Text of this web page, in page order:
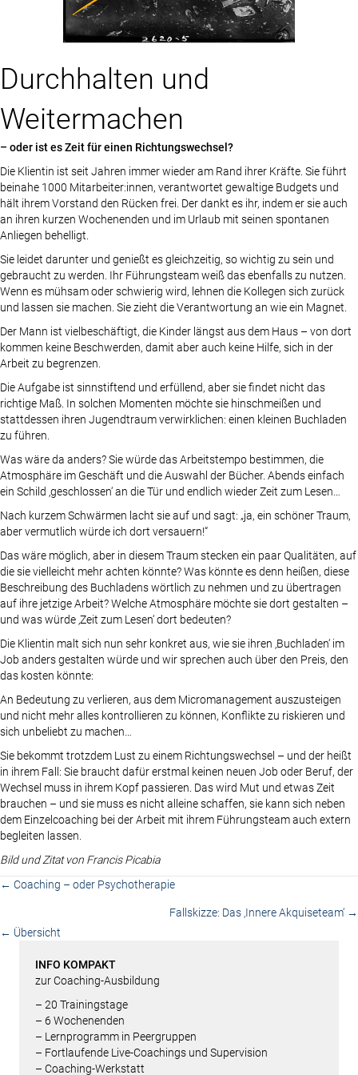
Durchhalten und
Weitermachen
– oder ist es Zeit für einen Richtungswechsel?
Die Klientin ist seit Jahren immer wieder am Rand ihrer Kräfte. Sie führt
beinahe 1000 Mitarbeiter:innen, verantwortet gewaltige Budgets und
hält ihrem Vorstand den Rücken frei. Der dankt es ihr, indem er sie auch
an ihren kurzen Wochenenden und im Urlaub mit seinen spontanen
Anliegen behelligt.
Sie leidet darunter und genießt es gleichzeitig, so wichtig zu sein und
gebraucht zu werden. Ihr Führungsteam weiß das ebenfalls zu nutzen.
Wenn es mühsam oder schwierig wird, lehnen die Kollegen sich zurück
und lassen sie machen. Sie zieht die Verantwortung an wie ein Magnet.
Der Mann ist vielbeschäftigt, die Kinder längst aus dem Haus – von dort
kommen keine Beschwerden, damit aber auch keine Hilfe, sich in der
Arbeit zu begrenzen.
Die Aufgabe ist sinnstiftend und erfüllend, aber sie findet nicht das
richtige Maß. In solchen Momenten möchte sie hinschmeißen und
stattdessen ihren Jugendtraum verwirklichen: einen kleinen Buchladen
zu führen.
Was wäre da anders? Sie würde das Arbeitstempo bestimmen, die
Atmosphäre im Geschäft und die Auswahl der Bücher. Abends einfach
ein Schild ‚geschlossen‘ an die Tür und endlich wieder Zeit zum Lesen…
Nach kurzem Schwärmen lacht sie auf und sagt: „ja, ein schöner Traum,
aber vermutlich würde ich dort versauern!“
Das wäre möglich, aber in diesem Traum stecken ein paar Qualitäten, auf
die sie vielleicht mehr achten könnte? Was könnte es denn heißen, diese
Beschreibung des Buchladens wörtlich zu nehmen und zu übertragen
auf ihre jetzige Arbeit? Welche Atmosphäre möchte sie dort gestalten –
und was würde ‚Zeit zum Lesen‘ dort bedeuten?
Die Klientin malt sich nun sehr konkret aus, wie sie ihren ‚Buchladen‘ im
Job anders gestalten würde und wir sprechen auch über den Preis, den
das kosten könnte:
An Bedeutung zu verlieren, aus dem Micromanagement auszusteigen
und nicht mehr alles kontrollieren zu können, Konflikte zu riskieren und
sich unbeliebt zu machen…
Sie bekommt trotzdem Lust zu einem Richtungswechsel – und der heißt
in ihrem Fall: Sie braucht dafür erstmal keinen neuen Job oder Beruf, der
Wechsel muss in ihrem Kopf passieren. Das wird Mut und etwas Zeit
brauchen – und sie muss es nicht alleine schaffen, sie kann sich neben
dem Einzelcoaching bei der Arbeit mit ihrem Führungsteam auch extern
begleiten lassen.
Bild und Zitat von Francis Picabia
Posts
navigation
← Coaching – oder Psychotherapie
Fallskizze: Das ‚Innere Akquiseteam‘ →
← Übersicht
INFO KOMPAKT
zur Coaching-Ausbildung
– 20 Trainingstage
– 6 Wochenenden
– Lern­programm in Peergruppen
– Fortlaufende Live-Coachings und Supervision
– Coaching-Werkstatt